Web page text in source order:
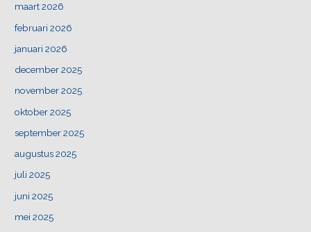
maart 2026
februari 2026
januari 2026
december 2025
november 2025
oktober 2025
september 2025
augustus 2025
juli 2025
juni 2025
mei 2025